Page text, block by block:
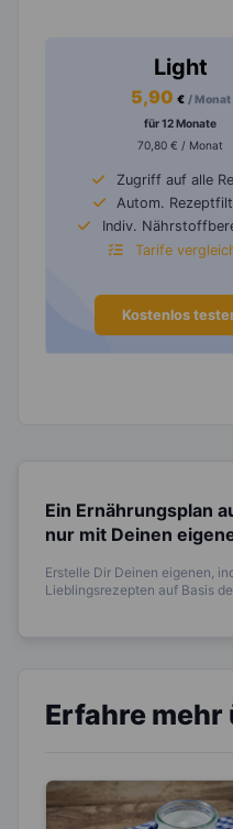
Light
5,90 € / Monat
für 12 Monate
70,80 € / Monat
Zugriff auf alle
Autom.
Indiv.
Tarife
Kostenlos
Ein Ernährungsplan
nur mit Deinen
Erstelle Dir Deinen eigenen,
Lieblingsrezepten auf Basis
Erfahre mehr